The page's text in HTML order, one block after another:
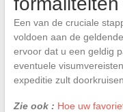
Een van de cruciale
voldoen aan de
ervoor dat u een geldig
eventuele
expeditie zult
Zie ook : Hoe uw